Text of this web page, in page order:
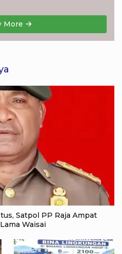
More
Satpol PP Raja Ampat
Waisai